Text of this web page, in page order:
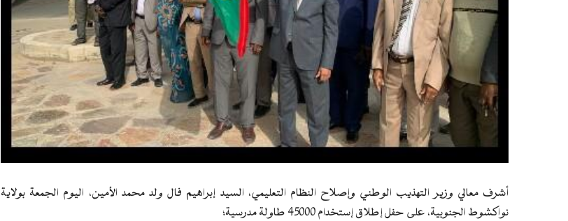
أشرف معالي وزير التهذيب الوطني وإصلاح النظام التعليمي، السيد إبراهيم فال ولد محمد الأمين، اليوم الجمعة بولاية
نواكشوط الجنوبية، على حفل إطلاق إستخدام 45000 طاولة مدرسية؛